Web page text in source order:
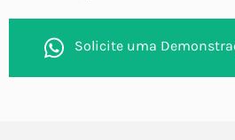
Solicite uma